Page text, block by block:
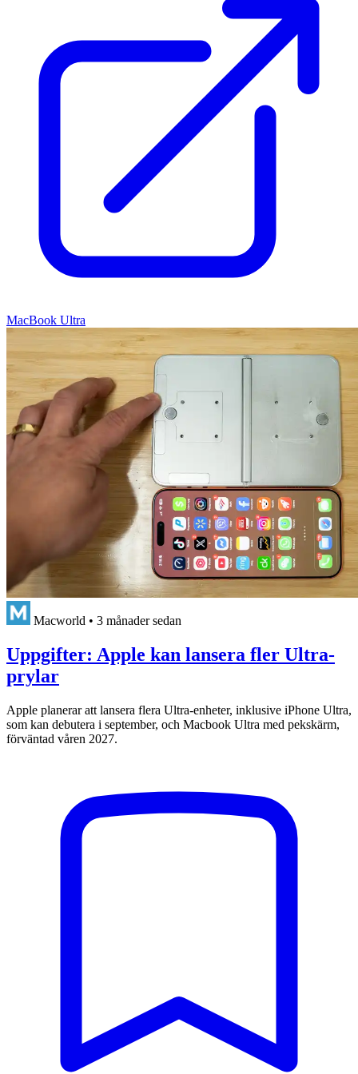
MacBook Ultra
Macworld • 3 månader sedan
Uppgifter: Apple kan lansera fler Ultra-
prylar
Apple planerar att lansera flera Ultra-enheter, inklusive iPhone Ultra,
som kan debutera i september, och Macbook Ultra med pekskärm,
förväntad våren 2027.